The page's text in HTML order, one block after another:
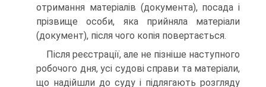
отримання матеріалів (документа), посада і
прізвище особи, яка прийняла матеріали
(документ), після чого копія повертається.
Після реєстрації, але не пізніше наступного
робочого дня, усі судові справи та матеріали,
що надійшли до суду і підлягають розгляду